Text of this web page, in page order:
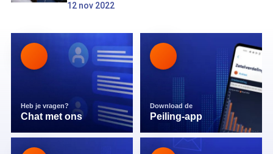
12 nov 2022
Heb je vragen?
Chat met ons
Download de
Peiling-app